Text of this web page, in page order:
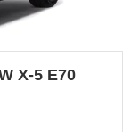
X-5 E70